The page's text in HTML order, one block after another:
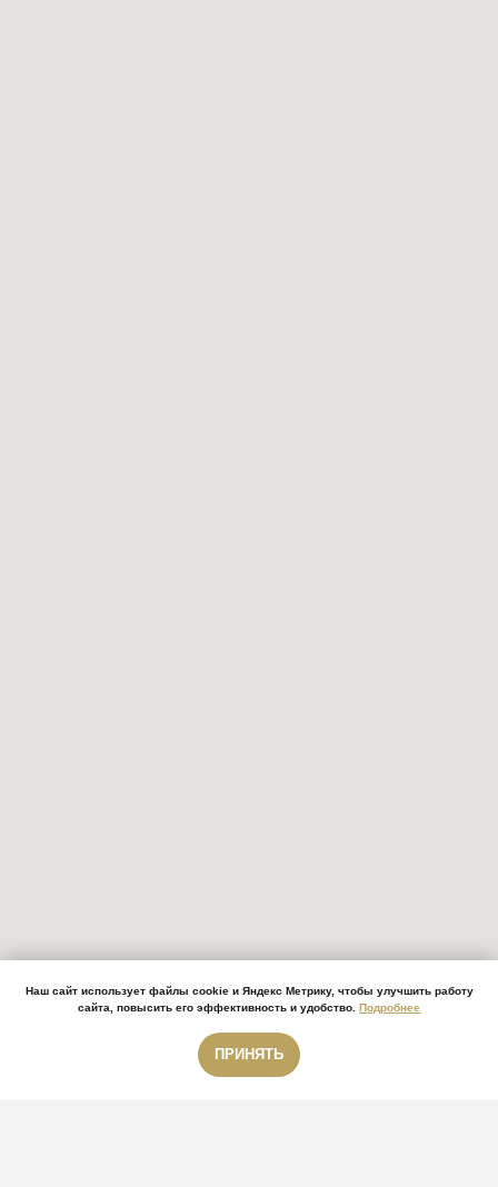
Звонок бесплатный
Наш сайт использует файлы cookie и Яндекс Метрику, чтобы улучшить работу
сайта, повысить его эффективность и удобство. Подробнее
ПРИНЯТЬ